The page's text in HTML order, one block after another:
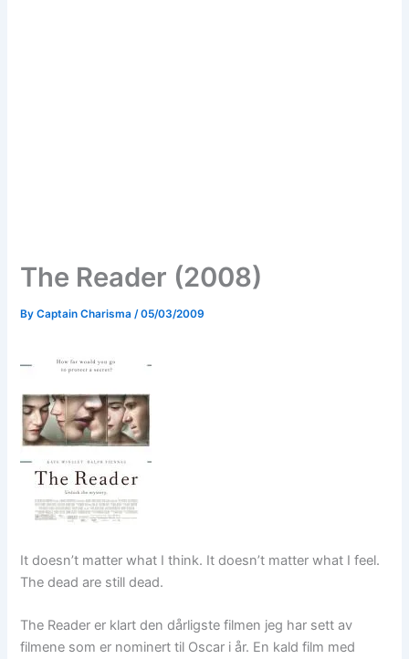
The Reader (2008)
ByCaptain Charisma /05/03/2009
It doesn’t matter what I think. It doesn’t matter what I feel.
The dead are still dead.
The Reader er klart den dårligste filmen jeg har sett av
filmene som er nominert til Oscar i år. En kald film med